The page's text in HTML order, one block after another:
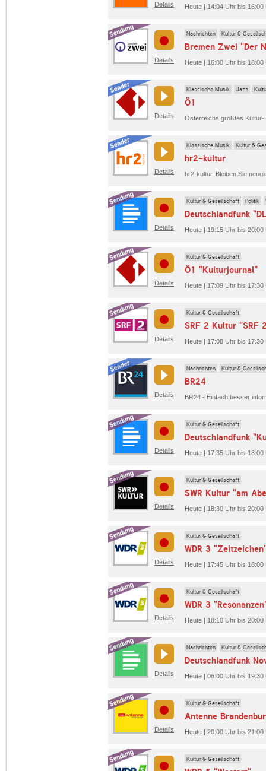
Details Heute | 14:04 Uhr bis
Details
Nachrichten Kultur &
Bremen Zwei "Der
Heute | 16:00 Uhr bis
Details
Klassische Musik Jazz
Ö1
Details
Klassische Musik Kultur &
hr2-kultur
Details
Kultur & Gesellschaft Politik
Deutschlandfunk
Heute | 19:15 Uhr bis
Details
Kultur & Gesellschaft
Ö1 "Kulturjournal"
Heute | 17:09 Uhr bis 17:30
Details
Kultur & Gesellschaft
SRF 2 Kultur "SRF
Heute | 17:08 Uhr bis
Details
Nachrichten Kultur &
BR24
Details
Kultur & Gesellschaft
Deutschlandfunk
Heute | 17:35 Uhr bis
Details
Kultur & Gesellschaft
SWR Kultur "am
Heute | 18:30 Uhr bis 20:00
Details
Kultur & Gesellschaft
WDR 3
Heute | 17:45 Uhr bis 18:00
Details
Kultur & Gesellschaft
WDR 3
Heute | 18:10 Uhr bis 20:00
Details
Nachrichten Kultur &
Deutschlandfunk
Heute | 06:00 Uhr bis
Details
Kultur & Gesellschaft
Antenne
Heute | 20:00 Uhr bis
Kultur & Gesellschaft